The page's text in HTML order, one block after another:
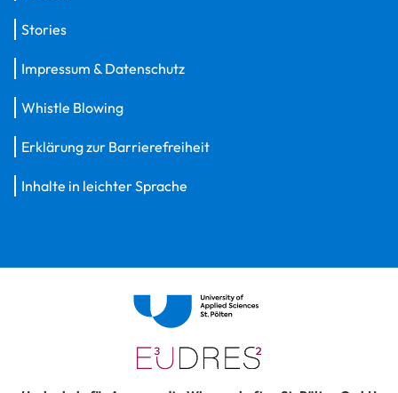
Stories
Impressum & Datenschutz
Whistle Blowing
Erklärung zur Barrierefreiheit
Inhalte in leichter Sprache